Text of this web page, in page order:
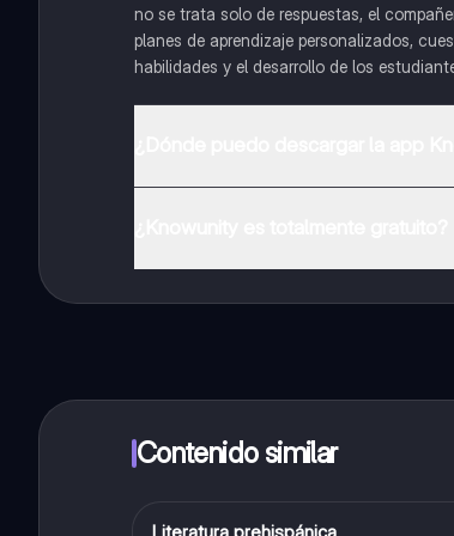
no se trata solo de respuestas, el
planes de aprendizaje personalizados,
habilidades y el desarrollo de los
inmeditamente. Puedes ganar dinero
Contenido similar
Castellano